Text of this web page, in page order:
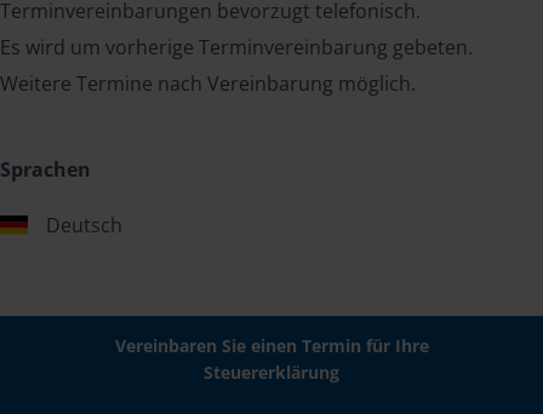
Terminvereinbarungen bevorzugt telefonisch.
Es wird um vorherige Terminvereinbarung gebeten.
Weitere Termine nach Vereinbarung möglich.
Sprachen
Deutsch
Vereinbaren Sie einen Termin für Ihre
Steuererklärung